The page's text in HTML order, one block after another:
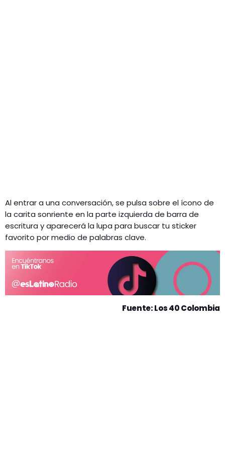
Al entrar a una conversación, se pulsa sobre el ícono de
la carita sonriente en la parte izquierda de barra de
escritura y aparecerá la lupa para buscar tu sticker
favorito por medio de palabras clave.
Fuente: Los 40 Colombia